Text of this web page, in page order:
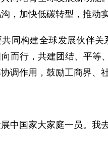
，加快低碳转型，推动
同构建全球发展伙伴
而行，共建团结、平等
调作用，鼓励工商界、
中国家大家庭一员。我